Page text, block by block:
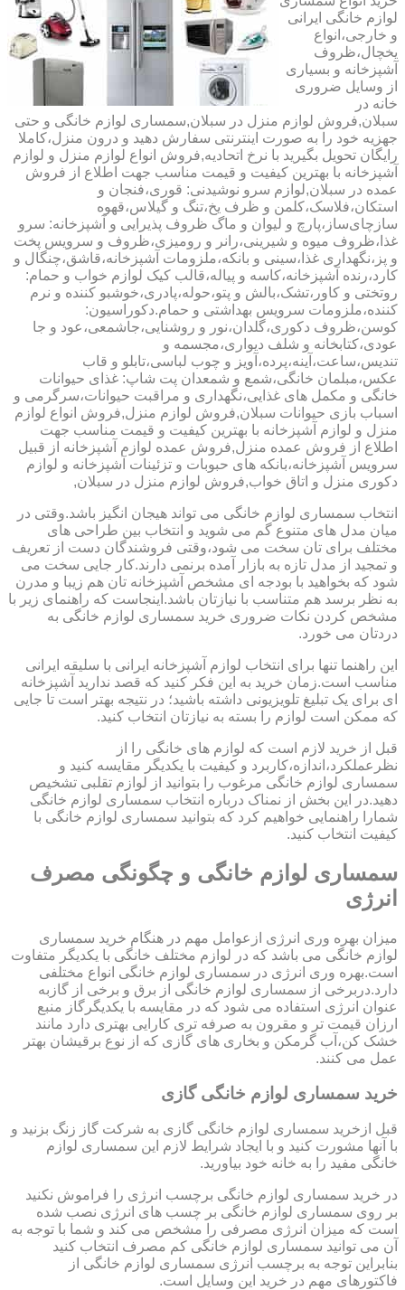
لوازم خانگی ایرانی
و خارجی،انواع
یخچال،ظروف
آشپزخانه و بسیاری
از وسایل ضروری
خانه در
سبلان,فروش لوازم منزل در سبلان,سمساری لوازم خانگی و حتی
جهزیه خود را به صورت اینترنتی سفارش دهید و درون منزل،کاملا
رایگان تحویل بگیرید با نرخ اتحادیه,فروش انواع لوازم منزل و لوازم
آشپزخانه با بهترین کیفیت و قیمت مناسب جهت اطلاع از فروش
عمده در سبلان,لوازم سرو نوشیدنی: قوری،فنجان و
استکان،فلاسک،کلمن و ظرف یخ،تنگ و گیلاس،قهوه
سازچای‌ساز،پارچ و لیوان و ماگ ظروف پذیرایی و آشپزخانه: سرو
غذا،ظروف میوه و شیرینی،رانر و رومیزی،ظروف و سرویس پخت
و پز،نگهداری غذا،سینی و بانکه،ملزومات آشپزخانه،قاشق،چنگال و
کارد،رنده آشپزخانه،کاسه و پیاله،قالب کیک لوازم خواب و حمام:
روتختی و کاور،تشک،بالش و پتو،حوله،پادری،خوشبو کننده و نرم
کننده،ملزومات سرویس بهداشتی و حمام.دکوراسیون:
کوسن،ظروف دکوری،گلدان،نور و روشنایی،جاشمعی،عود و جا
عودی،کتابخانه و شلف دیواری،مجسمه و
تندیس،ساعت،آینه،پرده،آویز و چوب لباسی،تابلو و قاب
عکس،مبلمان خانگی،شمع و شمعدان پت شاپ: غذای حیوانات
خانگی و مکمل های غذایی،نگهداری و مراقبت حیوانات،سرگرمی و
اسباب بازی حیوانات سبلان,فروش لوازم منزل,فروش انواع لوازم
منزل و لوازم آشپزخانه با بهترین کیفیت و قیمت مناسب جهت
اطلاع از فروش عمده منزل,فروش عمده لوازم آشپزخانه از قبیل
سرویس آشپزخانه،بانکه های حبوبات و تزئینات آشپزخانه و لوازم
دکوری منزل و اتاق خواب,فروش لوازم منزل در سبلان,
انتخاب سمساری لوازم خانگی می تواند هیجان انگیز باشد.وقتی در
میان مدل های متنوع گم می شوید و انتخاب بین طراحی های
مختلف برای تان سخت می شود،وقتی فروشندگان دست از تعریف
و تمجید از مدل تازه به بازار آمده برنمی دارند.کار جایی سخت می
شود که بخواهید با بودجه ای مشخص آشپزخانه تان هم زیبا و مدرن
به نظر برسد هم متناسب با نیازتان باشد.اینجاست که راهنمای زیر با
مشخص کردن نکات ضروری خرید سمساری لوازم خانگی به
دردتان می خورد.
این راهنما تنها برای انتخاب لوازم آشپزخانه ایرانی با سلیقه ایرانی
مناسب است.زمان خرید به این فکر کنید که قصد ندارید آشپزخانه
ای برای یک تبلیغ تلویزیونی داشته باشید؛ در نتیجه بهتر است تا جایی
که ممکن است لوازم را بسته به نیازتان انتخاب کنید.
قبل از خرید لازم است که لوازم های خانگی را از
نظرعملکرد،اندازه،کاربرد و کیفیت با یکدیگر مقایسه کنید و
سمساری لوازم خانگی مرغوب را بتوانید از لوازم تقلبی تشخیص
دهید.در این بخش از نمناک درباره انتخاب سمساری لوازم خانگی
شمارا راهنمایی خواهیم کرد که بتوانید سمساری لوازم خانگی با
کیفیت انتخاب کنید.
سمساری لوازم خانگی و چگونگی مصرف
انرژی
میزان بهره وری انرژی ازعوامل مهم در هنگام خرید سمساری
لوازم خانگی می باشد که در لوازم مختلف خانگی با یکدیگر متفاوت
است.بهره وری انرژی در سمساری لوازم خانگی انواع مختلفی
دارد.دربرخی از سمساری لوازم خانگی از برق و برخی از گازبه
عنوان انرژی استفاده می شود که در مقایسه با یکدیگرگاز منبع
ارزان قیمت تر و مقرون به صرفه تری کارایی بهتری دارد مانند
خشک کن،آب گرمکن و بخاری های گازی که از نوع برقیشان بهتر
عمل می کنند.
خرید سمساری لوازم خانگی گازی
قبل ازخرید سمساری لوازم خانگی گازی به شرکت گاز زنگ بزنید و
با آنها مشورت کنید و با ایجاد شرایط لازم این سمساری لوازم
خانگی مفید را به خانه خود بیاورید.
در خرید سمساری لوازم خانگی برچسب انرژی را فراموش نکنید
بر روی سمساری لوازم خانگی بر چسب های انرژی نصب شده
است که میزان انرژی مصرفی را مشخص می کند و شما با توجه به
آن می توانید سمساری لوازم خانگی کم مصرف انتخاب کنید
بنابراین توجه به برچسب انرژی سمساری لوازم خانگی از
فاکتورهای مهم در خرید این وسایل است.